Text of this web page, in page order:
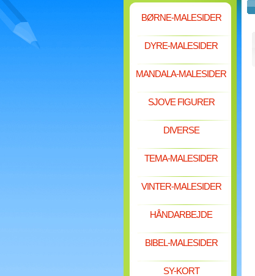
BØRNE-MALESIDER
DYRE-MALESIDER
MANDALA-MALESIDER
SJOVE FIGURER
DIVERSE
TEMA-MALESIDER
VINTER-MALESIDER
HÅNDARBEJDE
BIBEL-MALESIDER
SY-KORT